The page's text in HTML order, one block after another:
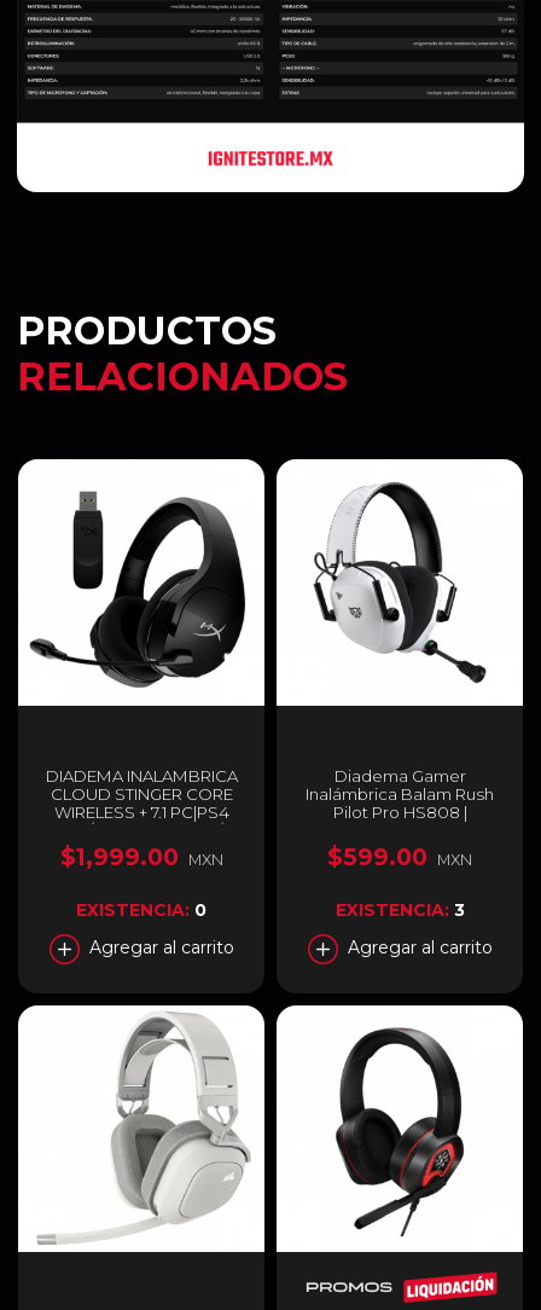
PRODUCTOS
RELACIONADOS
DIADEMA INALAMBRICA
CLOUD STINGER CORE
WIRELESS + 7.1 PC|PS4
USB / HHSS1C-BA-BK/G
$1,999.00 MXN
EXISTENCIA: 0
Agregar al carrito
Diadema Gamer
Inalámbrica Balam Rush
Pilot Pro HS808 |
Over Ear | Hasta 60 Horas
de Batería | 2.4 GHz /
Consolas | RGB | Blanco |
BR-938594
$599.00 MXN
EXISTENCIA: 3
Agregar al carrito